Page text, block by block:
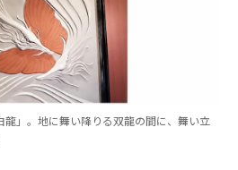
」。地に舞い降りる双龍の間に、舞い立